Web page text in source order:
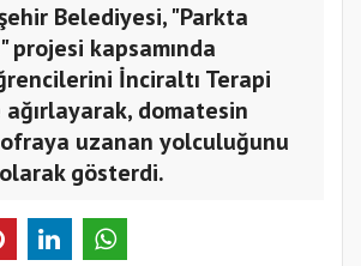
Belediyesi, "Parkta
projesi kapsamında
İnciraltı Terapi
ağırlayarak, domatesin
uzanan yolculuğunu
gösterdi.